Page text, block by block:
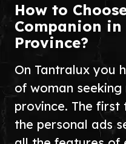
How to
Companion in
Province?
On Tantralux you
of woman seeking
province. The first
the personal ads